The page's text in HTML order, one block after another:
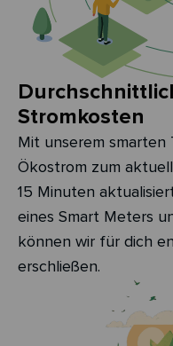
Stromkosten
Mit unserem
Ökostrom zum
15 Minuten
eines Smart Meters
können wir für dich
erschließen.